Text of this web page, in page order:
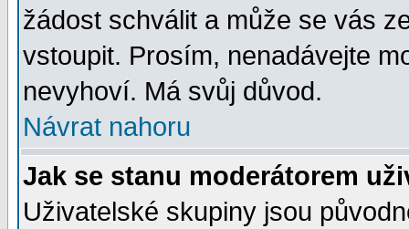
žádost schválit a může se vás
vstoupit. Prosím, nenadávejte
nevyhoví. Má svůj důvod.
Návrat nahoru
Jak se stanu moderátorem
Uživatelské skupiny jsou